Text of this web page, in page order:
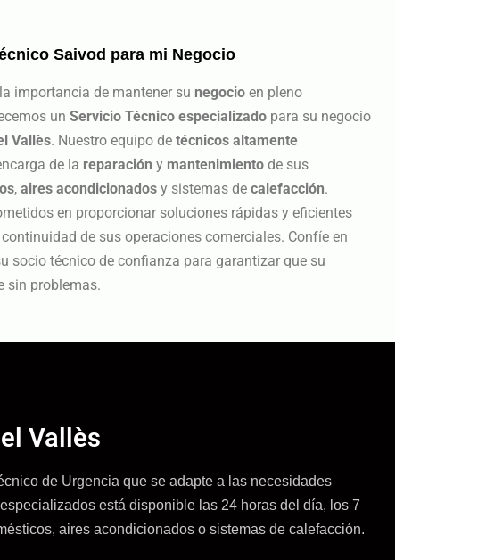
Saivod para mi Negocio
importancia de mantener su negocio en pleno
un Servicio Técnico especializado para su negocio
Vallès. Nuestro equipo de técnicos altamente
de la reparación y mantenimiento de sus
, aires acondicionados y sistemas de calefacción.
en proporcionar soluciones rápidas y eficientes
de sus operaciones comerciales. Confíe en
socio técnico de confianza para garantizar que su
sin problemas.
Vallès
de Urgencia que se adapte a las necesidades
está disponible las 24 horas del día, los 7
aires acondicionados o sistemas de calefacción.